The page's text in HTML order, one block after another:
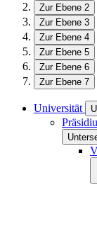
Zur Ebene 2
Zur Ebene 3
Zur Ebene 4
Zur Ebene 5
Zur Ebene 6
Zur Ebene 7
Universität